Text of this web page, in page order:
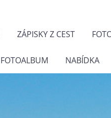
ZÁPISKY Z CEST
FOTOALBUM NABÍDKA